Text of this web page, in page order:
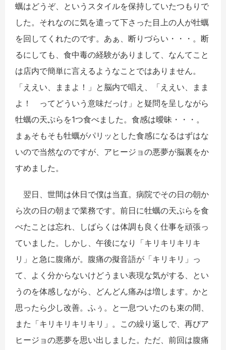
蠣はどうぞ、というスタイルを保持していたつもりで
した。それなのに気を遣って下さった目上の人が牡蠣
を回してくれたのです。あぁ、断りづらい・・・。断
るにしても、食中毒の経験がありまして、なんてこと
は店内で簡単に言えるようなことではありません。
「ええい、ままよ！」と脳内で唱え、「ええい、まま
よ！ ってどういう意味だっけ」と疑問を呈しながら
牡蠣の天ぷらを1つ食べました。食感は曖昧・・・。
まぁそもそも牡蠣がパリッとした食感になるはずはな
いので当然なのですが、アヒージョの悪夢が脳裏をか
すめました。
翌日、世間は休日で僕は当直。病院でその日の朝か
ら次の日の朝まで業務です。前日に牡蠣の天ぷらを食
べたことは忘れ、しばらくは体調も良く仕事を頑張っ
ていました。しかし、午後になり「キリキリキリキ
リ」と急に腹痛が。腹痛の擬音語が「キリキリ」っ
て、よく分からないけどうまい表現な気がする、とい
うのを体感しながら、どんどん痛みは増します。かと
思ったら少し改善。ふぅ。と一息ついたのも束の間、
また「キリキリキリキリ」。この繰り返しで、再びア
ヒージョの悪夢を思い出しました。ただ、前回は腹痛